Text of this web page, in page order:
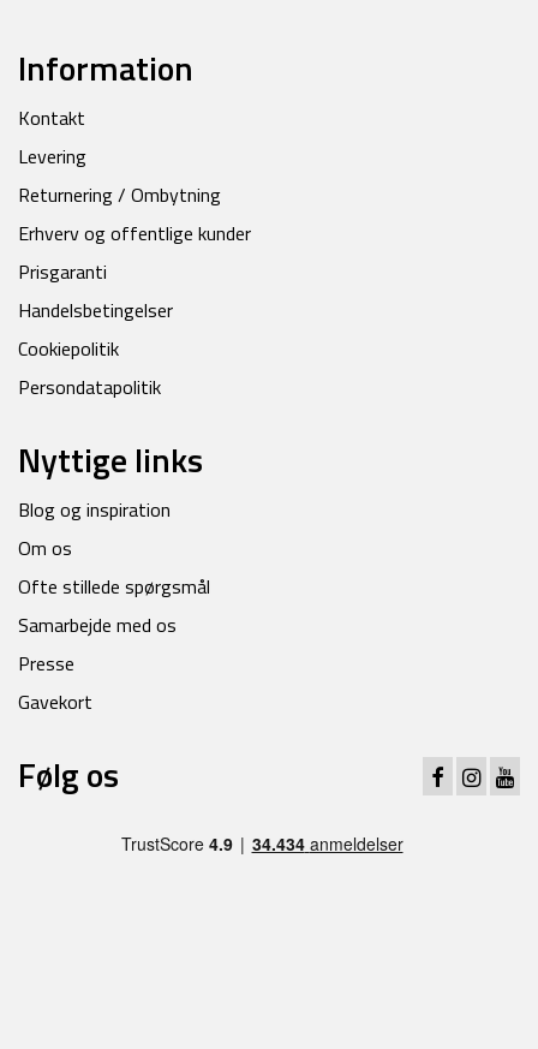
Information
Kontakt
Levering
Returnering / Ombytning
Erhverv og offentlige kunder
Prisgaranti
Handelsbetingelser
Cookiepolitik
Persondatapolitik
Nyttige links
Blog og inspiration
Om os
Ofte stillede spørgsmål
Samarbejde med os
Presse
Gavekort
Følg os